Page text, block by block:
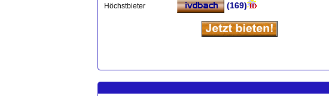
Höchstbieter (169)